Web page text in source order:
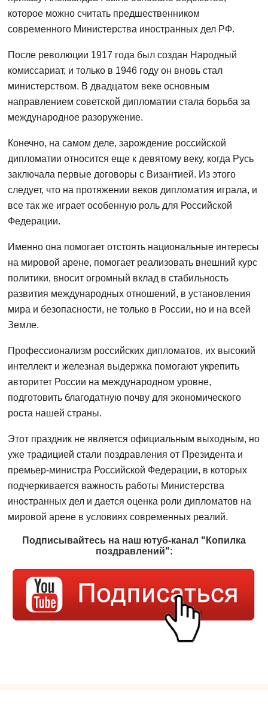
которое можно считать предшественником
современного Министерства иностранных дел РФ.
После революции 1917 года был создан Народный
комиссариат, и только в 1946 году он вновь стал
министерством. В двадцатом веке основным
направлением советской дипломатии стала борьба за
международное разоружение.
Конечно, на самом деле, зарождение российской
дипломатии относится еще к девятому веку, когда Русь
заключала первые договоры с Византией. Из этого
следует, что на протяжении веков дипломатия играла, и
все так же играет особенную роль для Российской
Федерации.
Именно она помогает отстоять национальные интересы
на мировой арене, помогает реализовать внешний курс
политики, вносит огромный вклад в стабильность
развития международных отношений, в установления
мира и безопасности, не только в России, но и на всей
Земле.
Профессионализм российских дипломатов, их высокий
интеллект и железная выдержка помогают укрепить
авторитет России на международном уровне,
подготовить благодатную почву для экономического
роста нашей страны.
Этот праздник не является официальным выходным, но
уже традицией стали поздравления от Президента и
премьер-министра Российской Федерации, в которых
подчеркивается важность работы Министерства
иностранных дел и дается оценка роли дипломатов на
мировой арене в условиях современных реалий.
Подписывайтесь на наш ютуб-канал "Копилка
поздравлений":